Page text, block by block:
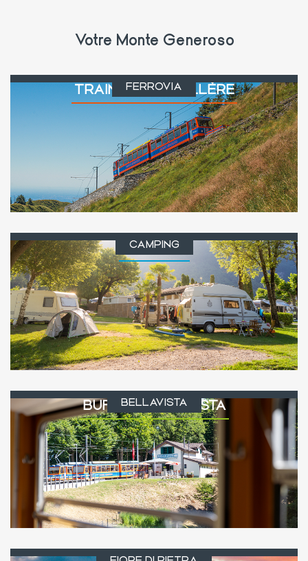
Votre Monte Generoso
TRAIN À CRÉMAILLÈRE
FERROVIA
CAMPING
CAMPING
BUFFET BELLAVISTA
BELLAVISTA